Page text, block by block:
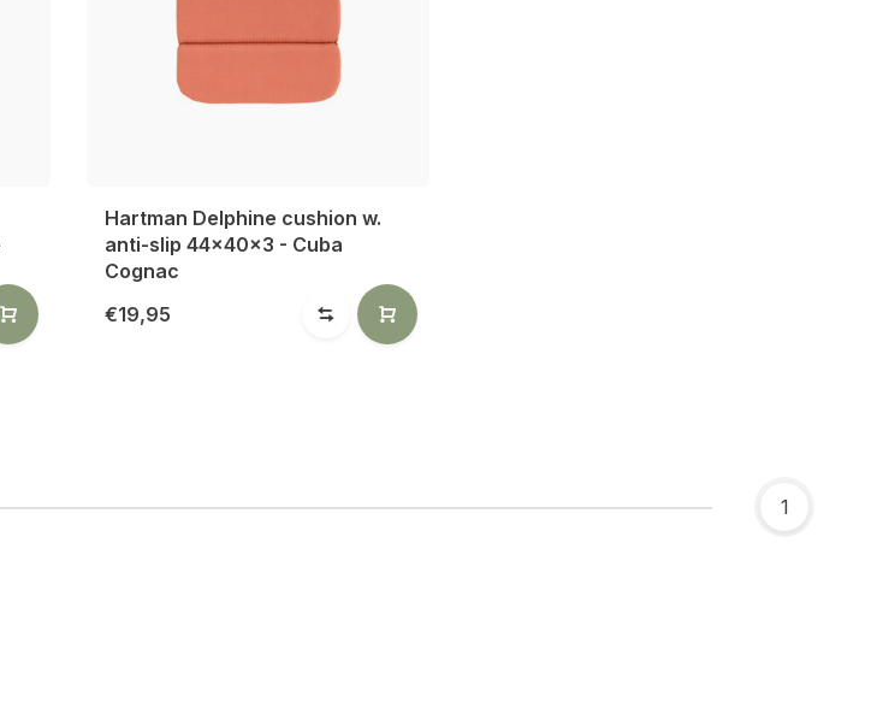
Hartman Delphine cushion w.
anti-slip 44x40x3 - Cuba
Cognac
€19,95
1